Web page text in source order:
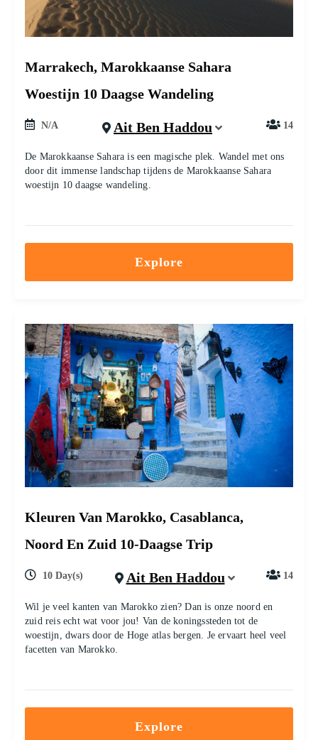
Marrakech, Marokkaanse Sahara
Woestijn 10 Daagse Wandeling
N/A Ait Ben Haddou 14
De Marokkaanse Sahara is een magische plek. Wandel met ons
door dit immense landschap tijdens de Marokkaanse Sahara
woestijn 10 daagse wandeling.
Explore
Kleuren Van Marokko, Casablanca,
Noord En Zuid 10-Daagse Trip
10 Day(s) Ait Ben Haddou 14
Wil je veel kanten van Marokko zien? Dan is onze noord en
zuid reis echt wat voor jou! Van de koningssteden tot de
woestijn, dwars door de Hoge atlas bergen. Je ervaart heel veel
facetten van Marokko.
Explore